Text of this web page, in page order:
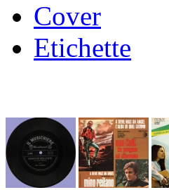
Cover
Etichette